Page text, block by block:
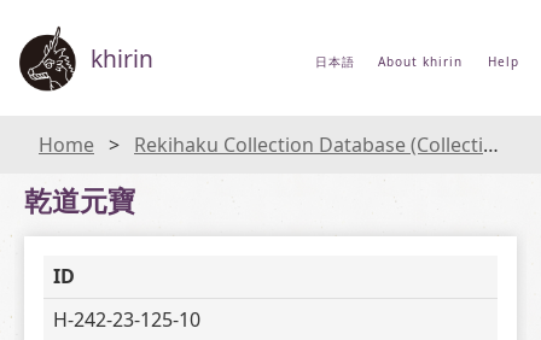
khirin 日本語 About khirin Help
Home Rekihaku Collection Database (Collections Database of the National Museum of Japanese History)
乾道元寶
ID
H-242-23-125-10